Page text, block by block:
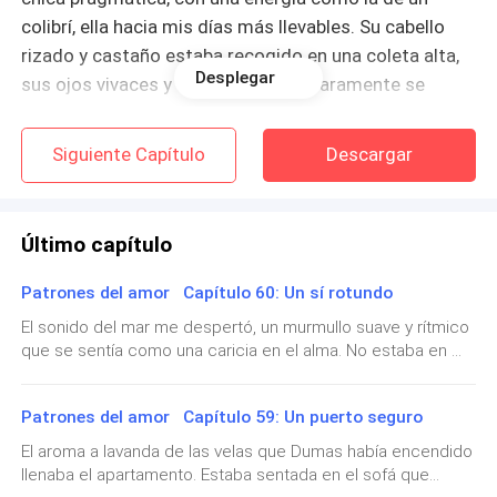
colibrí, ella hacia mis días más llevables. Su cabello
rizado y castaño estaba recogido en una coleta alta,
sus ojos vivaces y una sonrisa que raramente se
opuesto: extrovertida, llena de vida, y una creyente
empedernida del amor.
tenemos que almorzar, ven, vamos a ver que
ordenamos— le respondí, sin levantar la vista del
algunas facturas y me tiene la cabeza en otro lado.
tu mente y tu cuerpo. No puedes estar siempre aquí,
ahogada entre todas estas telas y pinchandome con
las agujas. -- Layla se acercó, apoyando su mano tibia
Desplegar
Siguiente Capítulo Descargar
Último capítulo
Patrones del amor Capítulo 60: Un sí rotundo
El sonido del mar me despertó, un murmullo suave y rítmico
que se sentía como una caricia en el alma. No estaba en mi
de playa. Hacia unos días Dumas me habia invitado a viajar
unos días a una casa de playa, sin embargo, no me dijo si
era de él, si era de sus padres, si la había alquilado, sólo
viene con la promesa de estar unos días con la maravillosa
Patrones del amor Capítulo 59: Un puerto seguro
El aroma a lavanda de las velas que Dumas había encendido
llenaba el apartamento. Estaba sentada en el sofá que